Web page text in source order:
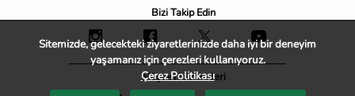
Bizi Takip Edin
Müşteri Hizmetleri
Sitemizde, gelecekteki ziyaretlerinizde daha iyi bir deneyim
yaşamanız için çerezleri kullanıyoruz.
Çerez Politikası